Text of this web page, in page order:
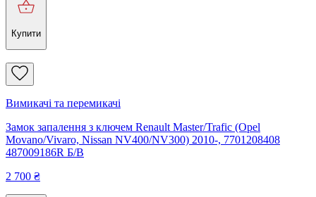
Купити
Вимикачі та перемикачі
Замок запалення з ключем Renault Master/Trafic (Opel
Movano/Vivaro, Nissan NV400/NV300) 2010-, 7701208408
487009186R Б/В
2 700 ₴